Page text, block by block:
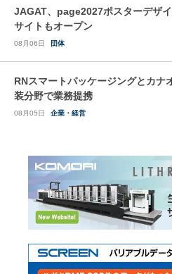
JAGAT、page2027ポスターデザ
サイトもオープン
08月06日 団体
RNスマートパッケージングとカナ
装分野で業務提携
08月05日 企業・経営